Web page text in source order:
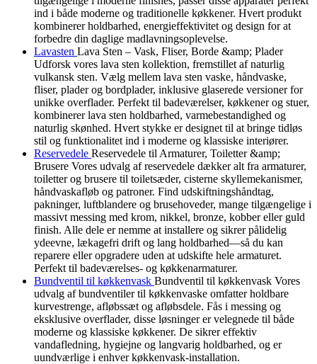
ind i både moderne og traditionelle køkkener. Hvert produkt
kombinerer holdbarhed, energieffektivitet og design for at
forbedre din daglige madlavningsoplevelse.
Lavasten Lava Sten – Vask, Fliser, Borde &amp; Plader
Udforsk vores lava sten kollektion, fremstillet af naturlig
vulkansk sten. Vælg mellem lava sten vaske, håndvaske,
fliser, plader og bordplader, inklusive glaserede versioner for
unikke overflader. Perfekt til badeværelser, køkkener og stuer,
kombinerer lava sten holdbarhed, varmebestandighed og
naturlig skønhed. Hvert stykke er designet til at bringe tidløs
stil og funktionalitet ind i moderne og klassiske interiører.
Reservedele Reservedele til Armaturer, Toiletter &amp;
Brusere Vores udvalg af reservedele dækker alt fra armaturer,
toiletter og brusere til toiletsæder, cisterne skyllemekanismer,
håndvaskafløb og patroner. Find udskiftningshåndtag,
pakninger, luftblandere og brusehoveder, mange tilgængelige i
massivt messing med krom, nikkel, bronze, kobber eller guld
finish. Alle dele er nemme at installere og sikrer pålidelig
ydeevne, lækagefri drift og lang holdbarhed—så du kan
reparere eller opgradere uden at udskifte hele armaturet.
Perfekt til badeværelses- og køkkenarmaturer.
Bundventil til køkkenvask Bundventil til køkkenvask Vores
udvalg af bundventiler til køkkenvaske omfatter holdbare
kurvestrenge, afløbssæt og afløbsdele. Fås i messing og
eksklusive overflader, disse løsninger er velegnede til både
moderne og klassiske køkkener. De sikrer effektiv
vandafledning, hygiejne og langvarig holdbarhed, og er
uundværlige i enhver køkkenvask-installation.